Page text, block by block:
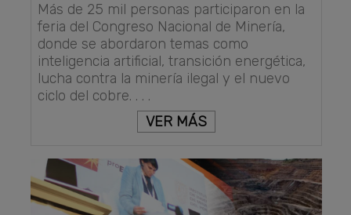
Más de 25 mil personas participaron en la
feria del Congreso Nacional de Minería,
donde se abordaron temas como
inteligencia artificial, transición energética,
lucha contra la minería ilegal y el nuevo
ciclo del cobre. . . .
VER MÁS